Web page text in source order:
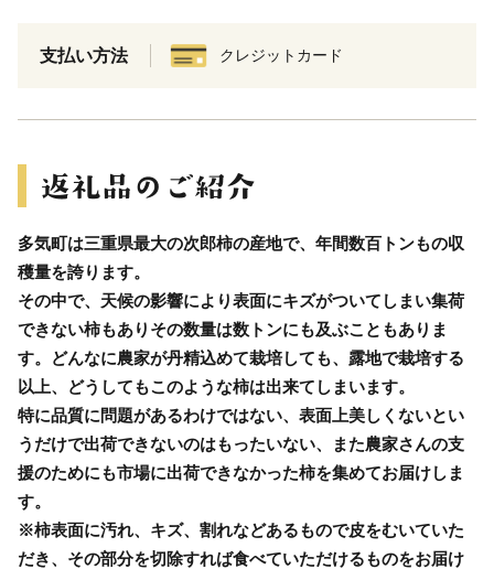
支払い方法 クレジットカード
多気町は三重県最大の次郎柿の産地で、年間数百トンもの収
穫量を誇ります。
その中で、天候の影響により表面にキズがついてしまい集荷
できない柿もありその数量は数トンにも及ぶこともありま
す。どんなに農家が丹精込めて栽培しても、露地で栽培する
以上、どうしてもこのような柿は出来てしまいます。
特に品質に問題があるわけではない、表面上美しくないとい
うだけで出荷できないのはもったいない、また農家さんの支
援のためにも市場に出荷できなかった柿を集めてお届けしま
す。
※柿表面に汚れ、キズ、割れなどあるもので皮をむいていた
だき、その部分を切除すれば食べていただけるものをお届け